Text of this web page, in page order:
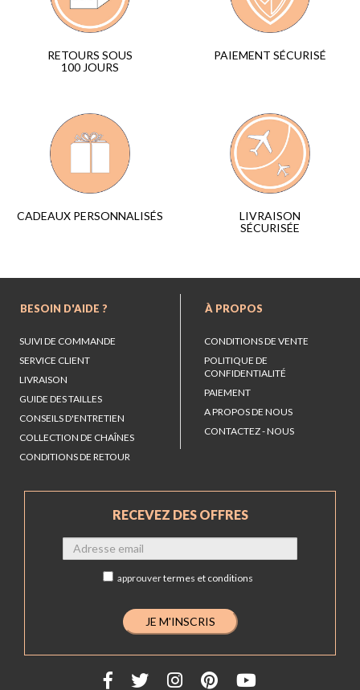
RETOURS SOUS
100 JOURS
PAIEMENT SÉCURISÉ
CADEAUX PERSONNALISÉS
LIVRAISON
SÉCURISÉE
BESOIN D'AIDE ?
SUIVI DE COMMANDE
SERVICE CLIENT
LIVRAISON
GUIDE DES TAILLES
CONSEILS D'ENTRETIEN
COLLECTION DE CHAÎNES
CONDITIONS DE RETOUR
À PROPOS
CONDITIONS DE VENTE
POLITIQUE DE
CONFIDENTIALITÉ
PAIEMENT
A PROPOS DE NOUS
CONTACTEZ - NOUS
RECEVEZ DES OFFRES
approuvertermes et conditions